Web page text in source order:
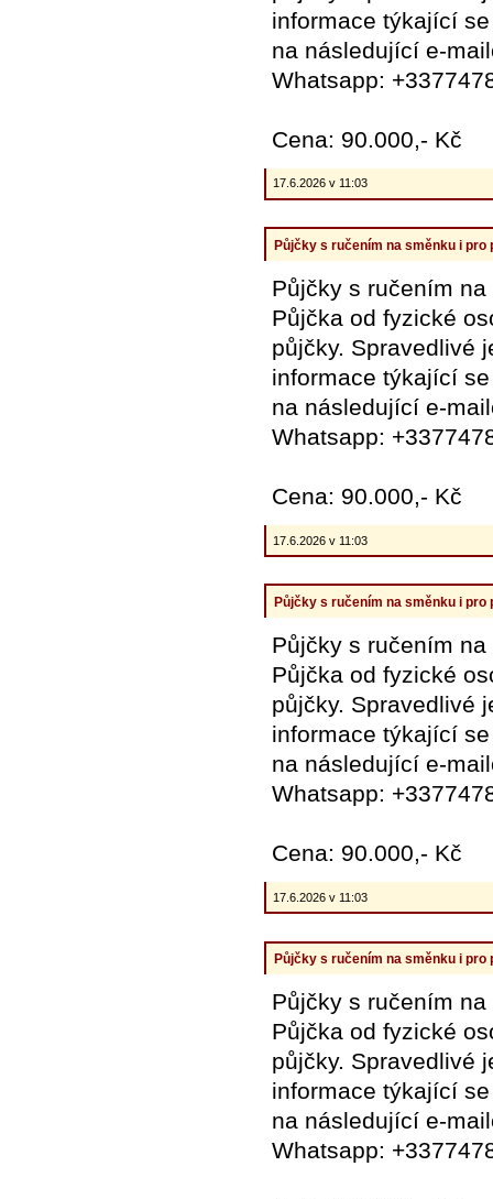
informace týkající
na následující e-
Whatsapp:
Cena: 90.000,- Kč
17.6.2026 v 11:03
Půjčky s ručením na směnku i pro
Půjčky s ručením
Půjčka od fyzické
půjčky. Spravedlivé
informace týkající
na následující e-
Whatsapp:
Cena: 90.000,- Kč
17.6.2026 v 11:03
Půjčky s ručením na směnku i pro
Půjčky s ručením
Půjčka od fyzické
půjčky. Spravedlivé
informace týkající
na následující e-
Whatsapp:
Cena: 90.000,- Kč
17.6.2026 v 11:03
Půjčky s ručením na směnku i pro
Půjčky s ručením
Půjčka od fyzické
půjčky. Spravedlivé
informace týkající
na následující e-
Whatsapp: